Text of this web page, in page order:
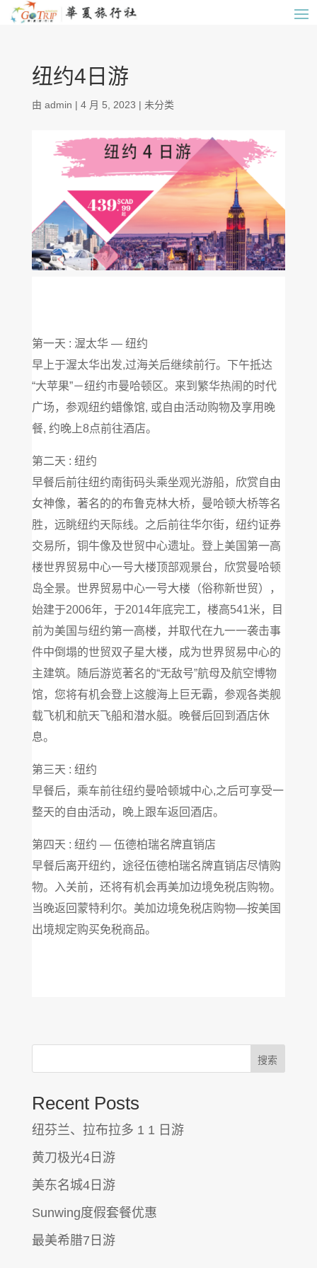
纽约4日游
由 admin | 4 月 5, 2023 | 未分类
第一天 : 渥太华 — 纽约
早上于渥太华出发,过海关后继续前行。下午抵达
“大苹果”－纽约市曼哈顿区。来到繁华热闹的时代
广场，参观纽约蜡像馆, 或自由活动购物及享用晚
餐, 约晚上8点前往酒店。
第二天 : 纽约
早餐后前往纽约南街码头乘坐观光游船，欣赏自由
女神像，著名的的布鲁克林大桥，曼哈顿大桥等名
胜，远眺纽约天际线。之后前往华尔街，纽约证券
交易所，铜牛像及世贸中心遗址。登上美国第一高
楼世界贸易中心一号大楼顶部观景台，欣赏曼哈顿
岛全景。世界贸易中心一号大楼（俗称新世贸），
始建于2006年，于2014年底完工，楼高541米，目
前为美国与纽约第一高楼，并取代在九一一袭击事
件中倒塌的世贸双子星大楼，成为世界贸易中心的
主建筑。随后游览著名的“无敌号”航母及航空博物
馆，您将有机会登上这艘海上巨无霸，参观各类舰
载飞机和航天飞船和潜水艇。晚餐后回到酒店休
息。
第三天 : 纽约
早餐后，乘车前往纽约曼哈顿城中心,之后可享受一
整天的自由活动，晚上跟车返回酒店。
第四天 : 纽约 — 伍德柏瑞名牌直销店
早餐后离开纽约，途径伍德柏瑞名牌直销店尽情购
物。入关前，还将有机会再美加边境免税店购物。
当晚返回蒙特利尔。美加边境免税店购物—按美国
出境规定购买免税商品。
搜索
Recent Posts
纽芬兰、拉布拉多 1 1 日游
黄刀极光4日游
美东名城4日游
Sunwing度假套餐优惠
最美希腊7日游